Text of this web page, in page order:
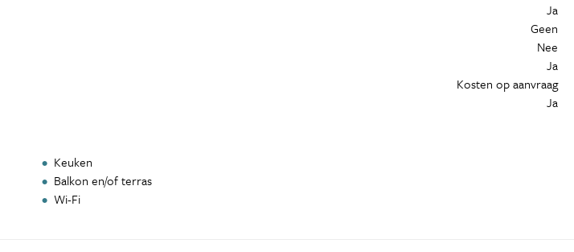
Ja
Geen
Nee
Ja
Kosten op aanvraag
Ja
Keuken
Balkon en/of terras
Wi-Fi